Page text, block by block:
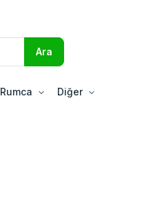
Rumca Diğer